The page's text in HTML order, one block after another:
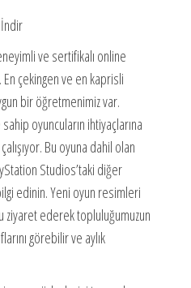
ve sertifikalı online
çekingen ve en kaprisli
bir öğretmenimiz var.
oyuncuların ihtiyaçlarına
Bu oyuna dahil olan
Studios’taki diğer
edinin. Yeni oyun resimleri
ziyaret ederek topluluğumuzun
görebilir ve aylık